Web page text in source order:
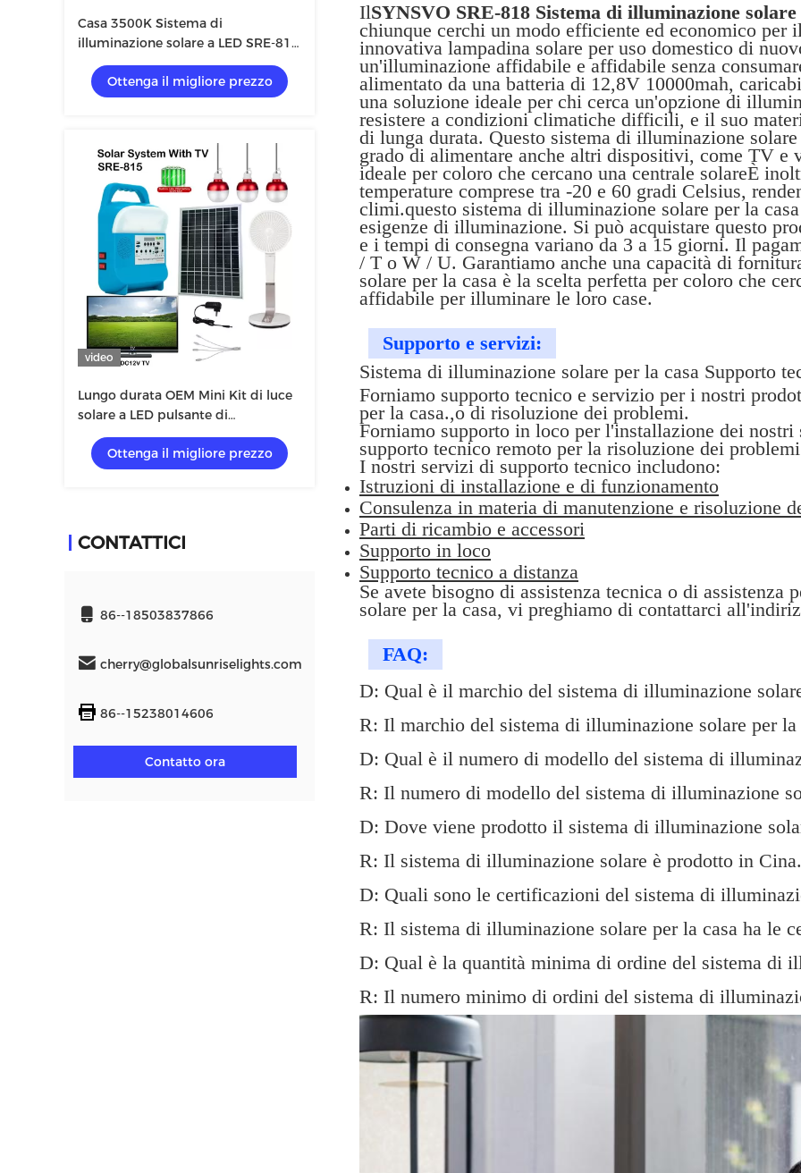
Casa 3500K Sistema di
illuminazione solare a LED SRE-815
CE ROHS
Ottenga il migliore prezzo
video
Lungo durata OEM Mini Kit di luce
solare a LED pulsante di
interruttore
Ottenga il migliore prezzo
CONTATTICI
86--18503837866
cherry@globalsunriselights.com
86--15238014606
Contatto ora
IlSYNSVO SRE-818 Sistema di illuminazione
chiunque cerchi un modo efficiente ed economico per
innovativa lampadina solare per uso domestico di
un'illuminazione affidabile e affidabile senza
alimentato da una batteria di 12,8V 10000mah,
una soluzione ideale per chi cerca un'opzione di
resistere a condizioni climatiche difficili, e il suo
di lunga durata. Questo sistema di illuminazione
grado di alimentare anche altri dispositivi, come TV e
ideale per coloro che cercano una centrale solareÈ
temperature comprese tra -20 e 60 gradi Celsius,
climi.questo sistema di illuminazione solare per la
esigenze di illuminazione. Si può acquistare questo
e i tempi di consegna variano da 3 a 15 giorni. Il
/ T o W / U. Garantiamo anche una capacità di
solare per la casa è la scelta perfetta per coloro che
affidabile per illuminare le loro case.
Supporto e servizi:
Sistema di illuminazione solare per la casa Supporto
Forniamo supporto tecnico e servizio per i nostri
per la casa.,o di risoluzione dei problemi.
Forniamo supporto in loco per l'installazione dei nostri
supporto tecnico remoto per la risoluzione dei
I nostri servizi di supporto tecnico includono:
Istruzioni di installazione e di funzionamento
Consulenza in materia di manutenzione e risoluzione
Parti di ricambio e accessori
Supporto in loco
Supporto tecnico a distanza
Se avete bisogno di assistenza tecnica o di
solare per la casa, vi preghiamo di contattarci
FAQ:
D: Qual è il marchio del sistema di illuminazione
R: Il marchio del sistema di illuminazione solare per
D: Qual è il numero di modello del sistema di
R: Il numero di modello del sistema di illuminazione
D: Dove viene prodotto il sistema di illuminazione
R: Il sistema di illuminazione solare è prodotto in Cina.
D: Quali sono le certificazioni del sistema di
R: Il sistema di illuminazione solare per la casa ha le
D: Qual è la quantità minima di ordine del sistema di
R: Il numero minimo di ordini del sistema di